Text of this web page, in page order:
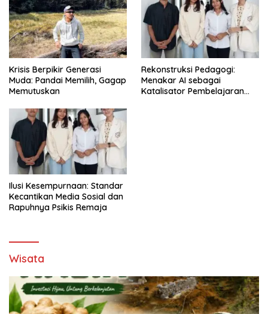
Krisis Berpikir Generasi
Muda: Pandai Memilih, Gagap
Memutuskan
Rekonstruksi Pedagogi:
Menakar AI sebagai
Katalisator Pembelajaran
Ilusi Kesempurnaan: Standar
Kecantikan Media Sosial dan
Rapuhnya Psikis Remaja
Wisata